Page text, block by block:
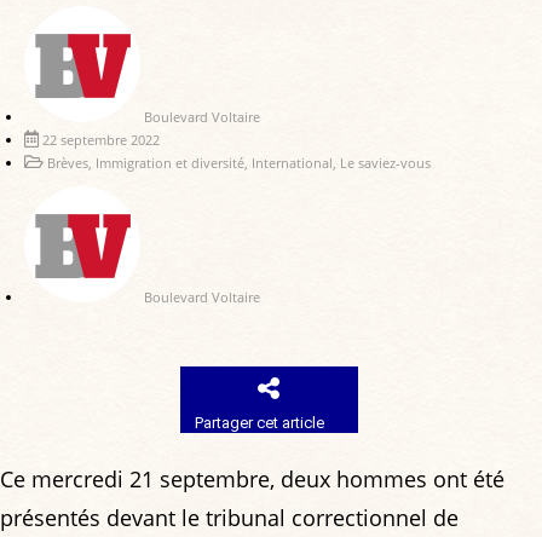
Boulevard Voltaire
22 septembre 2022
Brèves, Immigration et diversité, International, Le saviez-vous
Boulevard Voltaire
Partager cet article
Ce mercredi 21 septembre, deux hommes ont été
présentés devant le tribunal correctionnel de